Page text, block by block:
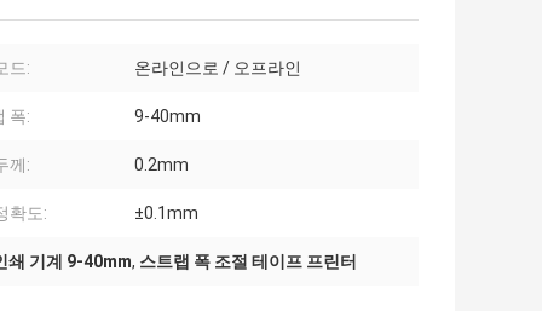
드: 온라인으로 / 오프라인
폭: 9-40mm
께: 0.2mm
확도: ±0.1mm
쇄 기계 9-40mm, 스트랩 폭 조절 테이프 프린터